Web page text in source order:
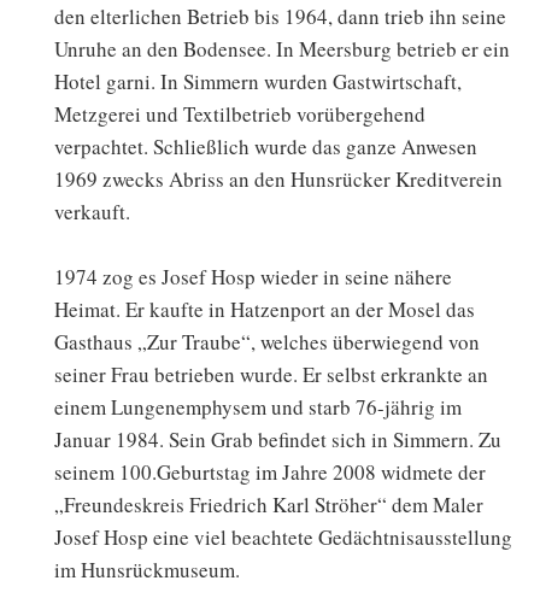
den elterlichen Betrieb bis 1964, dann trieb ihn seine
Unruhe an den Bodensee. In Meersburg betrieb er ein
Hotel garni. In Simmern wurden Gastwirtschaft,
Metzgerei und Textilbetrieb vorübergehend
verpachtet. Schließlich wurde das ganze Anwesen
1969 zwecks Abriss an den Hunsrücker Kreditverein
verkauft.
1974 zog es Josef Hosp wieder in seine nähere
Heimat. Er kaufte in Hatzenport an der Mosel das
Gasthaus „Zur Traube“, welches überwiegend von
seiner Frau betrieben wurde. Er selbst erkrankte an
einem Lungenemphysem und starb 76-jährig im
Januar 1984. Sein Grab befindet sich in Simmern. Zu
seinem 100.Geburtstag im Jahre 2008 widmete der
„Freundeskreis Friedrich Karl Ströher“ dem Maler
Josef Hosp eine viel beachtete Gedächtnisausstellung
im Hunsrückmuseum.